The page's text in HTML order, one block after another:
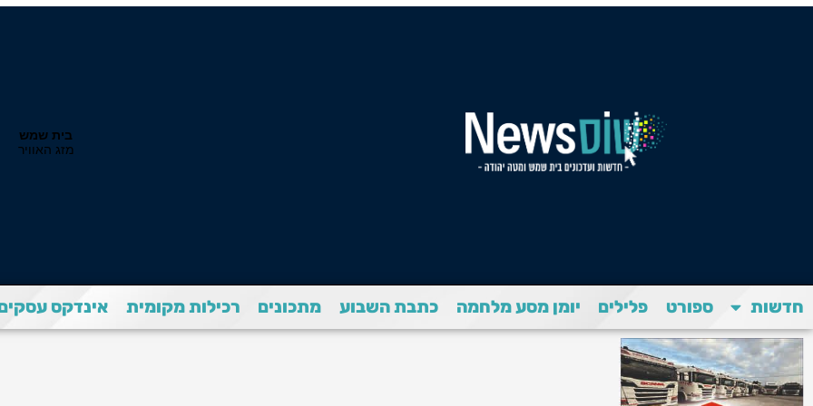
חדשות ספורט פלילים יומן מסע מלחמה כתבת השבוע מתכונים רכילות מקומית אינדקס